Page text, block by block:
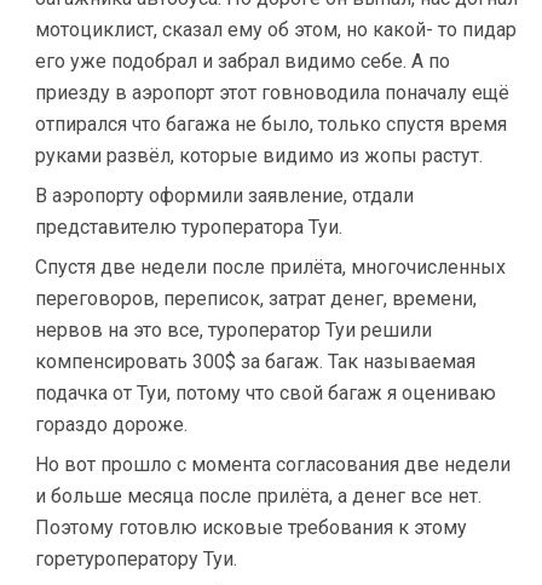
мотоциклист, сказал ему об этом, но какой- то пидар
его уже подобрал и забрал видимо себе. А по
приезду в аэропорт этот говноводила поначалу ещё
отпирался что багажа не было, только спустя время
руками развёл, которые видимо из жопы растут.
В аэропорту оформили заявление, отдали
представителю туроператора Туи.
Спустя две недели после прилёта, многочисленных
переговоров, переписок, затрат денег, времени,
нервов на это все, туроператор Туи решили
компенсировать 300$ за багаж. Так называемая
подачка от Туи, потому что свой багаж я оцениваю
гораздо дороже.
Но вот прошло с момента согласования две недели
и больше месяца после прилёта, а денег все нет.
Поэтому готовлю исковые требования к этому
горетуроператору Туи.